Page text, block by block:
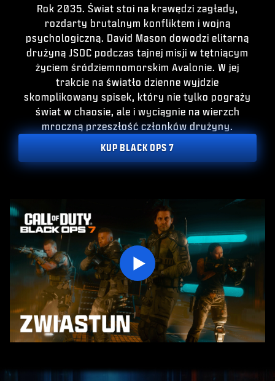
E-SPORT
LOGOWANIE| ZAŁÓŻ KONTO
Rok 2035. Świat stoi na krawędzi zagłady,
rozdarty brutalnym konfliktem i wojną
psychologiczną. David Mason dowodzi elitarną
drużyną JSOC podczas tajnej misji w tętniącym
życiem śródziemnomorskim Avalonie. W jej
trakcie na światło dzienne wyjdzie
skomplikowany spisek, który nie tylko pogrąży
świat w chaosie, ale i wyciągnie na wierzch
mroczną przeszłość członków drużyny.
KUP BLACK OPS 7
Play